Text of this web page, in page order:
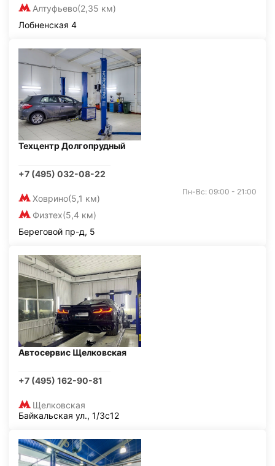
Алтуфьево(2,35 км)
Лобненская 4
Техцентр Долгопрудный
+7 (495) 032-08-22
Ховрино(5,1 км)
Физтех(5,4 км)
Пн-Вс: 09:00 - 21:00
Береговой пр-д, 5
Автосервис Щелковская
+7 (495) 162-90-81
Щелковская
Байкальская ул., 1/3с12